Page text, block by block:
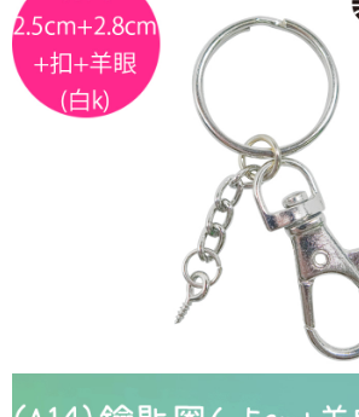
付款後7-11取貨
每筆NT$60，滿NT$1,500(含以上)免運費
宅配 新竹物流
每筆NT$130，滿NT$2,000(含以上)免運費